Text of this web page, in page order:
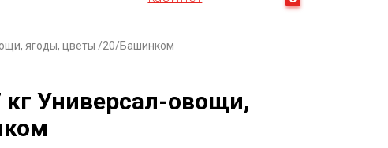
ягоды, цветы /20/Башинком
Универсал-овощи,